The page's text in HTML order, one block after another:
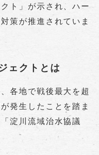
ト」が示され、ハー
策が推進されていま
ェクトとは
各地で戦後最大を超
発生したことを踏ま
淀川流域治水協議